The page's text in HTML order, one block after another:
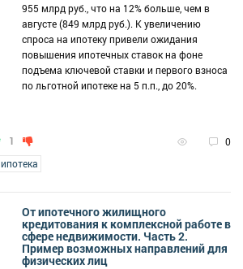
955 млрд руб., что на 12% больше, чем в
августе (849 млрд руб.). К увеличению
спроса на ипотеку привели ожидания
повышения ипотечных ставок на фоне
подъема ключевой ставки и первого взноса
по льготной ипотеке на 5 п.п., до 20%.
1 0
ипотека
От ипотечного жилищного
кредитования к комплексной работе в
сфере недвижимости. Часть 2.
Пример возможных направлений для
физических лиц